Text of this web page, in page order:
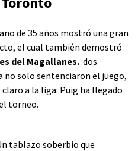
de 35 años mostró una gran
el cual también demostró
del Magallanes. dos
no solo sentenciaron el juego,
a la liga: Puig ha llegado
torneo.
tablazo soberbio que